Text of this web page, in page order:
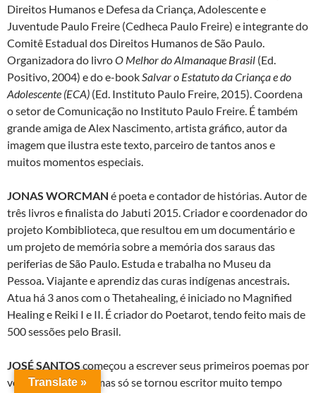
Direitos Humanos e Defesa da Criança, Adolescente e
Juventude Paulo Freire (Cedheca Paulo Freire) e integrante do
Comitê Estadual dos Direitos Humanos de São Paulo.
Organizadora do livroO Melhor do Almanaque Brasil (Ed.
Positivo, 2004) e do e-bookSalvar o Estatuto da Criança e do
Adolescente (ECA) (Ed. Instituto Paulo Freire, 2015). Coordena
o setor de Comunicação no Instituto Paulo Freire. É também
grande amiga de Alex Nascimento, artista gráfico, autor da
imagem que ilustra este texto, parceiro de tantos anos e
muitos momentos especiais.
JONAS WORCMAN é poeta e contador de histórias. Autor de
três livros e finalista do Jabuti 2015. Criador e coordenador do
projeto Kombiblioteca, que resultou em um documentário e
um projeto de memória sobre a memória dos saraus das
periferias de São Paulo. Estuda e trabalha no Museu da
Pessoa. Viajante e aprendiz das curas indígenas ancestrais.
Atua há 3 anos com o Thetahealing, é iniciado no Magnified
Healing e Reiki I e II. É criador do Poetarot, tendo feito mais de
500 sessões pelo Brasil.
JOSÉ SANTOScomeçou a escrever seus primeiros poemas por
volta dos 15 anos, mas só se tornou escritor muito tempo
Translate »